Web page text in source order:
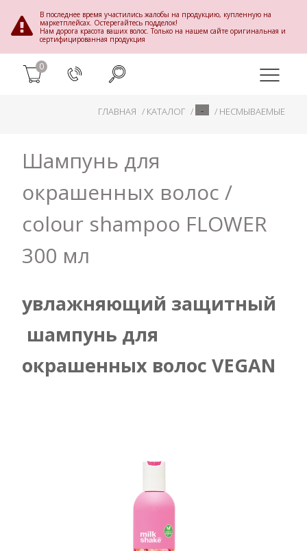
В последнее время участились жалобы на продукцию, купленную на
маркетплейсах. Остерегайтесь подделок!
Нам дорога красота ваших волос. Только на нашем сайте оригинальная и
сертифицированная продукция
0
ГЛАВНАЯ КАТАЛОГ - НЕСМЫВАЕМЫЕ
Шампунь для
окрашенных волос /
colour shampoo FLOWER
300 мл
увлажняющий защитный
шампунь для
окрашенных волос VEGAN